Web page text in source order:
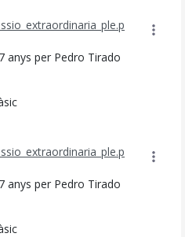
anys per Pedro Tirado
anys per Pedro Tirado